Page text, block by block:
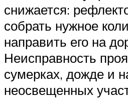
снижается:
собрать нужное
направить его на
Неисправность
сумерках, дожде и
неосвещенных